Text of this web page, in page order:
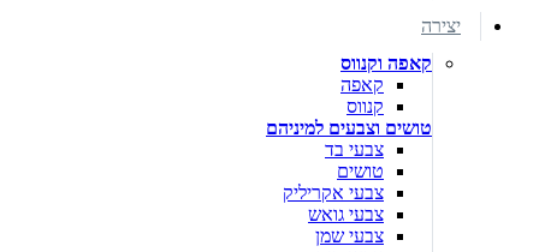
יצירה
קאפה וקנווס
קאפה
קנווס
טושים וצבעים למיניהם
צבעי בד
טושים
צבעי אקריליק
צבעי גואש
צבעי שמן